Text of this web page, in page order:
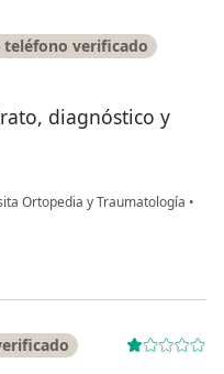
teléfono verificado
diagnóstico y
Ortopedia y Traumatología •